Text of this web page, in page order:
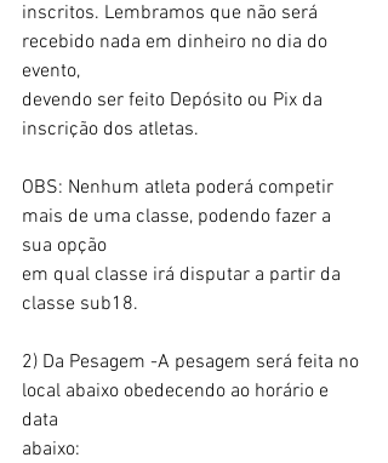
inscritos. Lembramos que não será
recebido nada em dinheiro no dia do
evento,
devendo ser feito Depósito ou Pix da
inscrição dos atletas.
OBS: Nenhum atleta poderá competir
mais de uma classe, podendo fazer a
sua opção
em qual classe irá disputar a partir da
classe sub18.
2) Da Pesagem -A pesagem será feita no
local abaixo obedecendo ao horário e
data
abaixo: